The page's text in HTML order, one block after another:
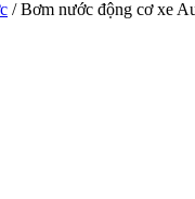
/ Bơm nước động cơ xe